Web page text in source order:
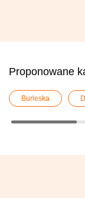
Proponowane
Burleska